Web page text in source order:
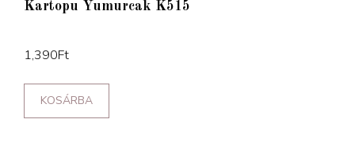
Kartopu Yumurcak K515
1,390Ft
KOSÁRBA